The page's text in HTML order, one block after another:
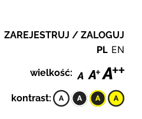
ZAREJESTRUJ / ZALOGUJ
PL EN
wielkość:
kontrast: